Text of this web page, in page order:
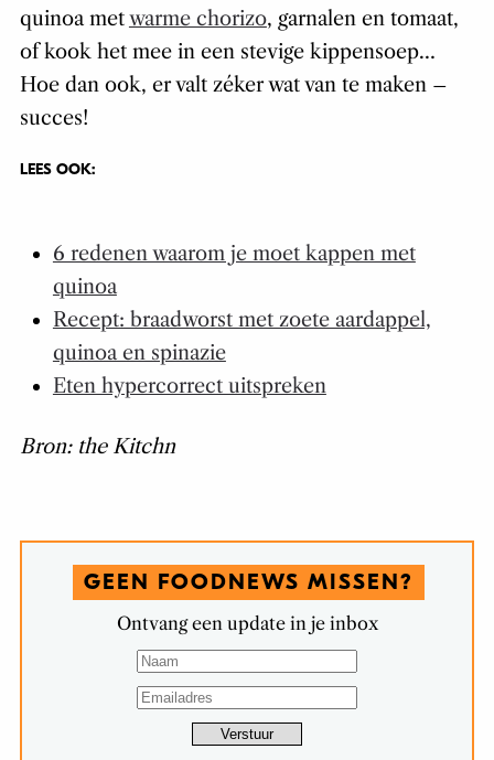
quinoa metwarme chorizo, garnalen en tomaat,
of kook het mee in een stevige kippensoep…
Hoe dan ook, er valt zéker wat van te maken –
succes!
LEES OOK:
6 redenen waarom je moet kappen met
quinoa
Recept: braadworst met zoete aardappel,
quinoa en spinazie
Eten hypercorrect uitspreken
Bron: the Kitchn
GEEN FOODNEWS MISSEN?
Ontvang een update in je inbox